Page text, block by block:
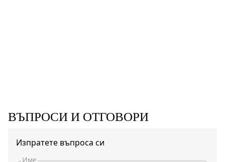
ВЪПРОСИ И ОТГОВОРИ
Изпратете въпроса си